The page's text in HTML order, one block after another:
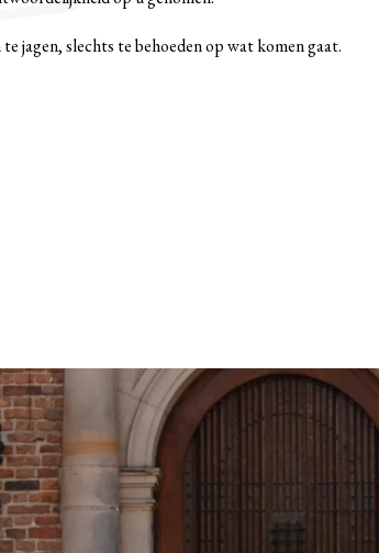
jagen, slechts te behoeden op wat komen gaat.